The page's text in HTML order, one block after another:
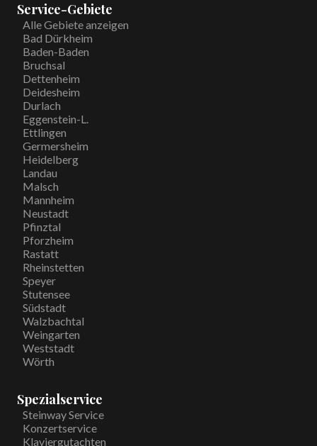
Service-Gebiete
Alle Gebiete anzeigen
Bad Dürkheim
Baden-Baden
Bruchsal
Dettenheim
Deidesheim
Durlach
Eggenstein-L.
Ettlingen
Germersheim
Heidelberg
Landau
Malsch
Mannheim
Neustadt
Pfinztal
Pforzheim
Rastatt
Rheinstetten
Speyer
Stutensee
Südstadt
Walzbachtal
Weingarten
Weststadt
Wörth
Spezialservice
Steinway Service
Konzertservice
Klaviergutachten